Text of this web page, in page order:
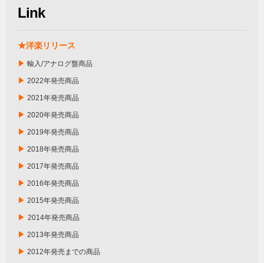
Link
★洋楽リリース
▶ 輸入/アナログ盤商品
▶ 2022年発売商品
▶ 2021年発売商品
▶ 2020年発売商品
▶ 2019年発売商品
▶ 2018年発売商品
▶ 2017年発売商品
▶ 2016年発売商品
▶ 2015年発売商品
▶ 2014年発売商品
▶ 2013年発売商品
▶ 2012年発売までの商品